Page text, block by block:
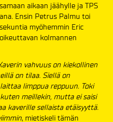
aikaan jäähylle ja TPS
Ensin Petrus Palmu toi
myöhemmin Eric
kolmannen
vahvuus on kiekollinen
on tilaa. Siellä on
limppua reppuun. Toki
meillekin, mutta ei saisi
kaverille sellaista etäisyyttä.
, mietiskeli tämän